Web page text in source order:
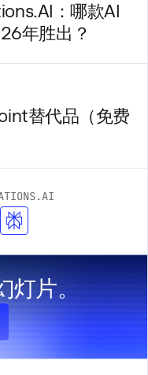
：哪款AI
年胜出？
替代品（免费
灯片。